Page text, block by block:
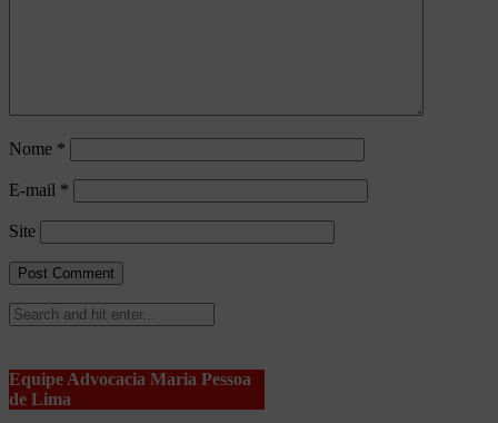
Nome *
E-mail *
Site
Equipe Advocacia Maria Pessoa
de Lima